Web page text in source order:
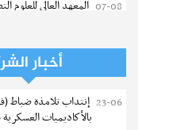
07-08 المعهد العالي للعلوم
الترشح للماجستير
الموضة بالمنستير 2026-2027
06-08 سحب إستدعاء مناظرة
2026 - جامعة سوسة
أخبار
23-06 إنتداب تلامذة ضباط
بالأكاديميات العسكرية 2026-2027